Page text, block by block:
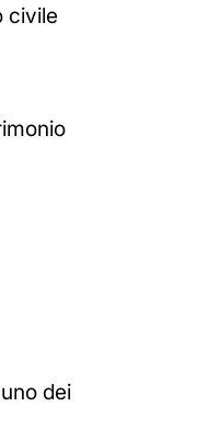
civile
dei